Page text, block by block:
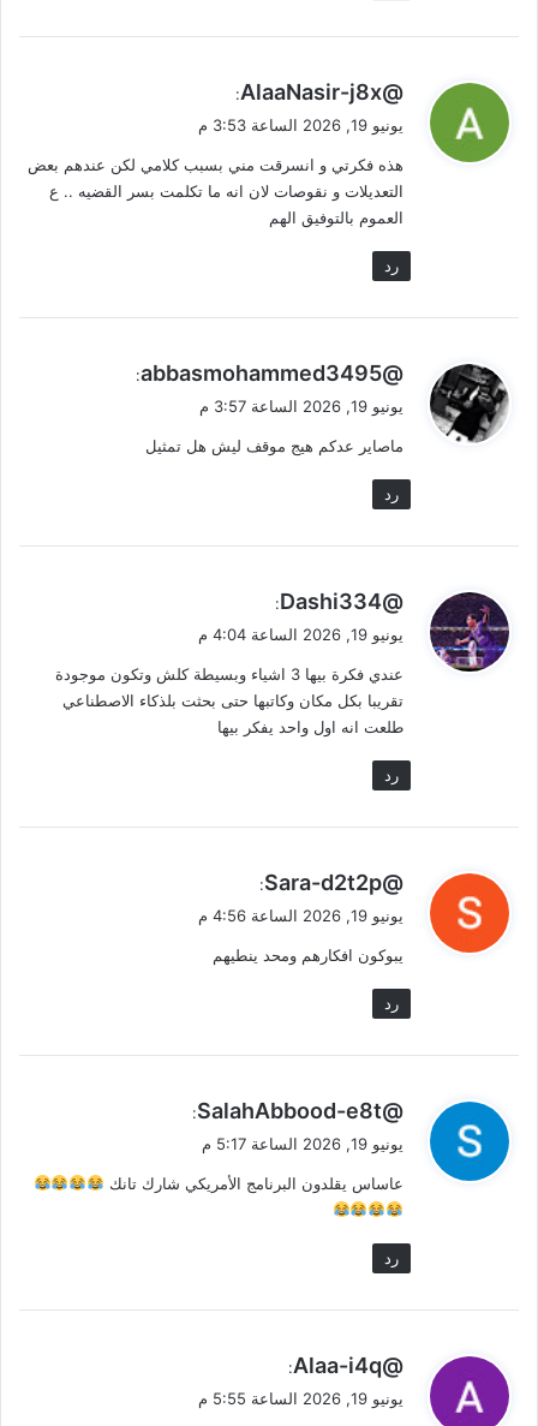
ي
ل
@AlaaNasir-j8x
:
يونيو 19, 2026 الساعة 3:53 م
هذه فكرتي و انسرقت مني بسبب كلامي لكن عندهم بعض
التعديلات و نقوصات لان انه ما تكلمت بسر القضيه .. ع
العموم بالتوفيق الهم
رد
ي
ل
@abbasmohammed3495
:
يونيو 19, 2026 الساعة 3:57 م
ماصاير عدكم هيج موقف ليش هل تمثيل
رد
ي
ل
@Dashi334
:
يونيو 19, 2026 الساعة 4:04 م
عندي فكرة بيها 3 اشياء وبسيطة كلش وتكون موجودة
تقريبا بكل مكان وكاتبها حتى بحثت بلذكاء الاصطناعي
طلعت انه اول واحد يفكر بيها
رد
ي
ل
@Sara-d2t2p
:
يونيو 19, 2026 الساعة 4:56 م
يبوكون افكارهم ومحد ينطيهم
رد
ي
ل
@SalahAbbood-e8t
:
يونيو 19, 2026 الساعة 5:17 م
عاساس يقلدون البرنامج الأمريكي شارك تانك
رد
ي
@Alaa-i4q
:
يونيو 19, 2026 الساعة 5:55 م